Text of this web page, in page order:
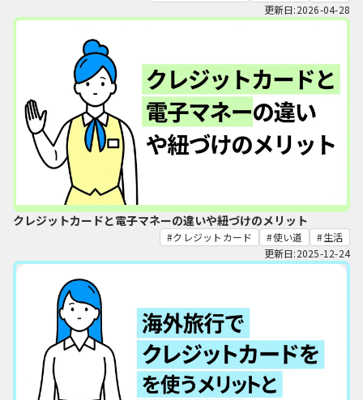
更新日:2026-04-28
クレジットカードと電子マネーの違いや紐づけのメリット
クレジットカード 使い道
生活
更新日:2025-12-24